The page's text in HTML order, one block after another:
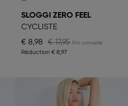
SLOGGI ZERO FEEL
CYCLISTE
€ 8,98
€ 17,95
Réduction € 8,97